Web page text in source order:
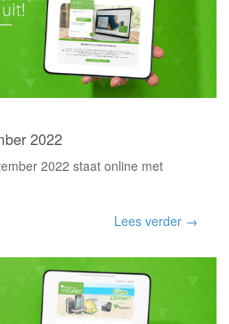
2022
2022 staat online met
Lees verder →